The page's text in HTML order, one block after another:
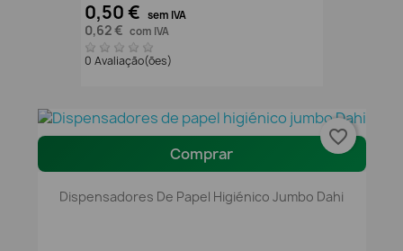
0,50 € sem IVA
0,62 € com IVA
0 Avaliação(ões)
Comprar
Dispensadores De Papel Higiénico Jumbo Dahi
favorite_border